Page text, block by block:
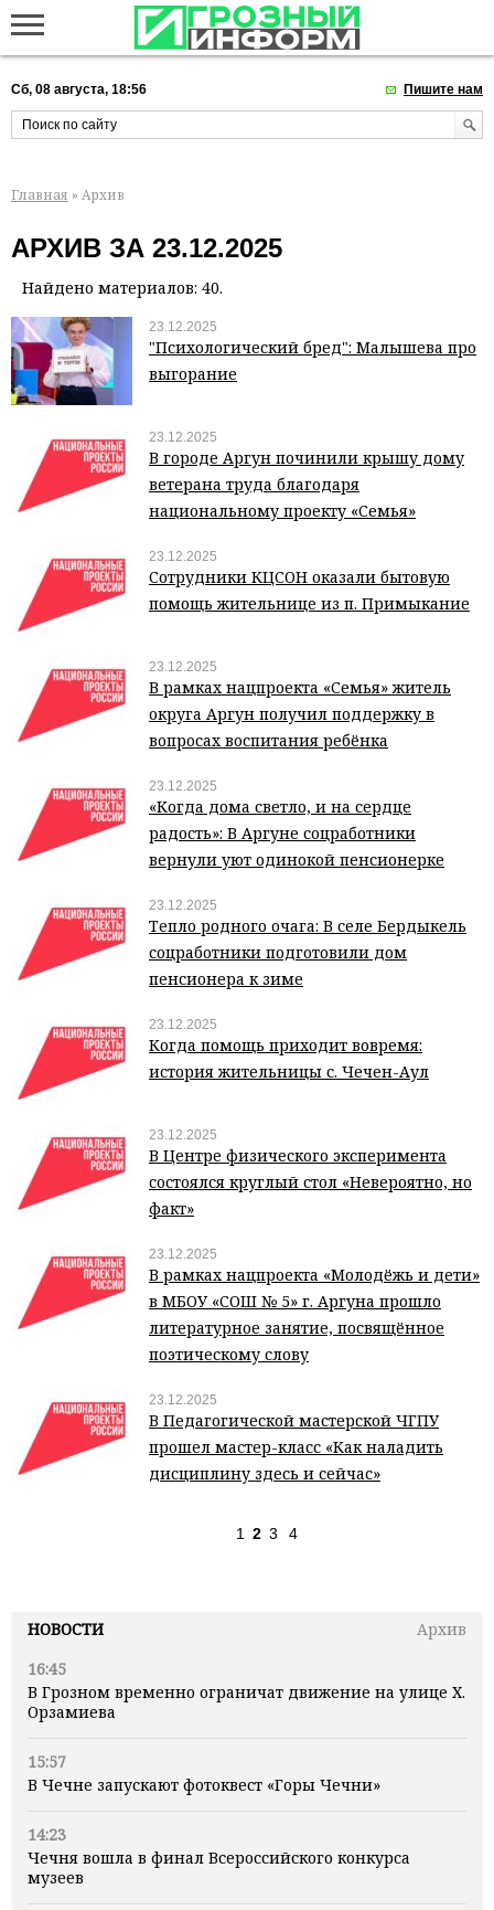
Сб, 08 августа, 18:56 Пишите нам
НОВОСТИ
Архив
16:45
В Грозном временно ограничат движение на улице Х.
Орзамиева
15:57
В Чечне запускают фотоквест «Горы Чечни»
14:23
Чечня вошла в финал Всероссийского конкурса
музеев
Главная » Архив
АРХИВ ЗА 23.12.2025
Найдено материалов: 40.
23.12.2025
"Психологический бред": Малышева про
выгорание
23.12.2025
В городе Аргун починили крышу дому
ветерана труда благодаря
национальному проекту «Семья»
23.12.2025
Сотрудники КЦСОН оказали бытовую
помощь жительнице из п. Примыкание
23.12.2025
В рамках нацпроекта «Семья» житель
округа Аргун получил поддержку в
вопросах воспитания ребёнка
23.12.2025
«Когда дома светло, и на сердце
радость»: В Аргуне соцработники
вернули уют одинокой пенсионерке
23.12.2025
Тепло родного очага: В селе Бердыкель
соцработники подготовили дом
пенсионера к зиме
23.12.2025
Когда помощь приходит вовремя:
история жительницы с. Чечен-Аул
23.12.2025
В Центре физического эксперимента
состоялся круглый стол «Невероятно, но
факт»
23.12.2025
В рамках нацпроекта «Молодёжь и дети»
в МБОУ «СОШ № 5» г. Аргуна прошло
литературное занятие, посвящённое
поэтическому слову
23.12.2025
В Педагогической мастерской ЧГПУ
прошел мастер-класс «Как наладить
дисциплину здесь и сейчас»
1 2 3 4